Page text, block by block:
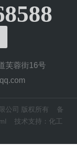
芙蓉街16号
公司 版权所有 备
技术支持： 化工